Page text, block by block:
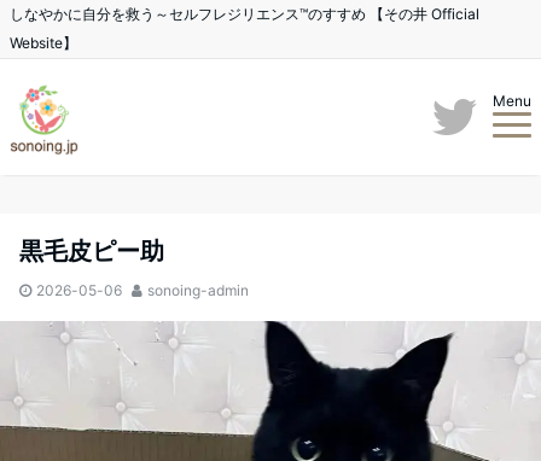
しなやかに自分を救う～セルフレジリエンス™のすすめ 【その井 Official
Website】
Menu
黒毛皮ピー助
2026-05-06 sonoing-admin